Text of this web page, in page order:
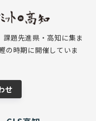
題先進県・高知に集ま
の時期に開催していま
せ